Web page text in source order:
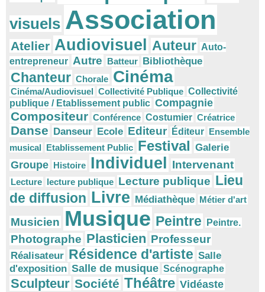
visuels Association
Atelier Audiovisuel Auteur Auto-
entrepreneur Autre Batteur Bibliothèque
Chanteur Chorale Cinéma
Cinéma/Audiovisuel Collectivité Publique Collectivité
publique / Etablissement public Compagnie
Compositeur Conférence Costumier Créatrice
Danse Danseur Ecole Editeur Éditeur Ensemble
musical Etablissement Public Festival Galerie
Groupe Histoire Individuel Intervenant
Lecture lecture publique Lecture publique Lieu
de diffusion Livre Médiathèque Métier d'art
Musicien Musique Peintre Peintre.
Photographe Plasticien Professeur
Réalisateur Résidence d'artiste Salle
d'exposition Salle de musique Scénographe
Sculpteur Société Théâtre Vidéaste